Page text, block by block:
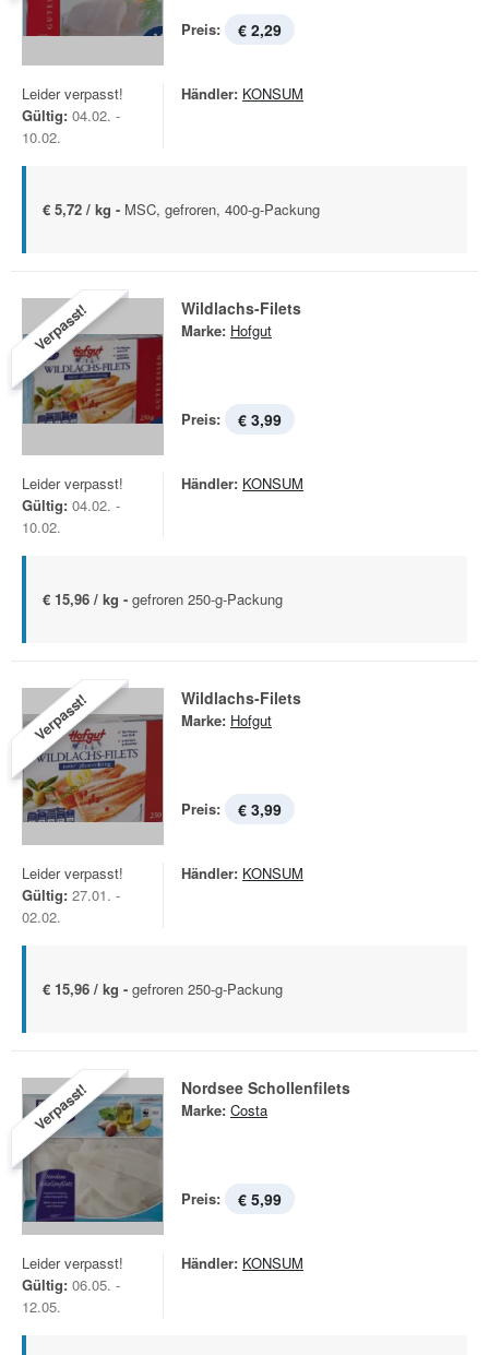
Preis: € 2,29
Leider verpasst!
Gültig: 04.02. -
10.02.
Händler: KONSUM
€ 5,72 / kg - MSC, gefroren, 400-g-Packung
Verpasst! Wildlachs-Filets
Marke: Hofgut
Preis: € 3,99
Leider verpasst!
Gültig: 04.02. -
10.02.
Händler: KONSUM
€ 15,96 / kg - gefroren 250-g-Packung
Verpasst! Wildlachs-Filets
Marke: Hofgut
Preis: € 3,99
Leider verpasst!
Gültig: 27.01. -
02.02.
Händler: KONSUM
€ 15,96 / kg - gefroren 250-g-Packung
Verpasst! Nordsee Schollenfilets
Marke: Costa
Preis: € 5,99
Leider verpasst!
Gültig: 06.05. -
12.05.
Händler: KONSUM